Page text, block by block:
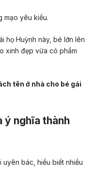
mạo yêu kiều.
họ Huỳnh này, bé lớn lên
xinh đẹp vừa có phẩm
tên ở nhà cho bé gái
ý nghĩa thành
uyên bác, hiểu biết nhiều